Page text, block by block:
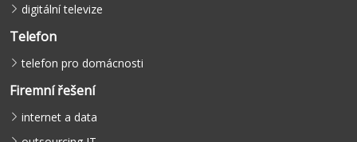
digitální televize
Telefon
telefon pro domácnosti
Firemní řešení
internet a data